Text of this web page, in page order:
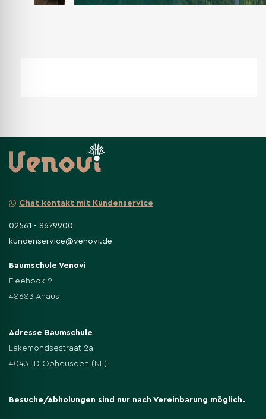
Chat kontakt mit Kundenservice
02561 - 8679900
kundenservice@venovi.de
Baumschule Venovi
Fleehook 2
48683 Ahaus
Adresse Baumschule
Lakemondsestraat 2a
4043 JD Opheusden (NL)
Besuche/Abholungen sind nur nach Vereinbarung möglich.